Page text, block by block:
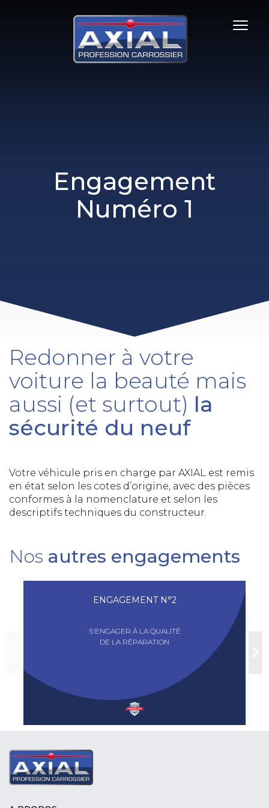
Toggle
Engagement
Numéro 1
Redonner à votre
voiture la beauté mais
aussi (et surtout) la
sécurité du neuf
Votre véhicule pris en charge par AXIAL est remis
en état selon les cotes d’origine, avec des pièces
conformes à la nomenclature et selon les
descriptifs techniques du constructeur.
Nos autres engagements
ENGAGEMENT N°2
S'ENGAGER À LA QUALITÉ
DE LA RÉPARATION